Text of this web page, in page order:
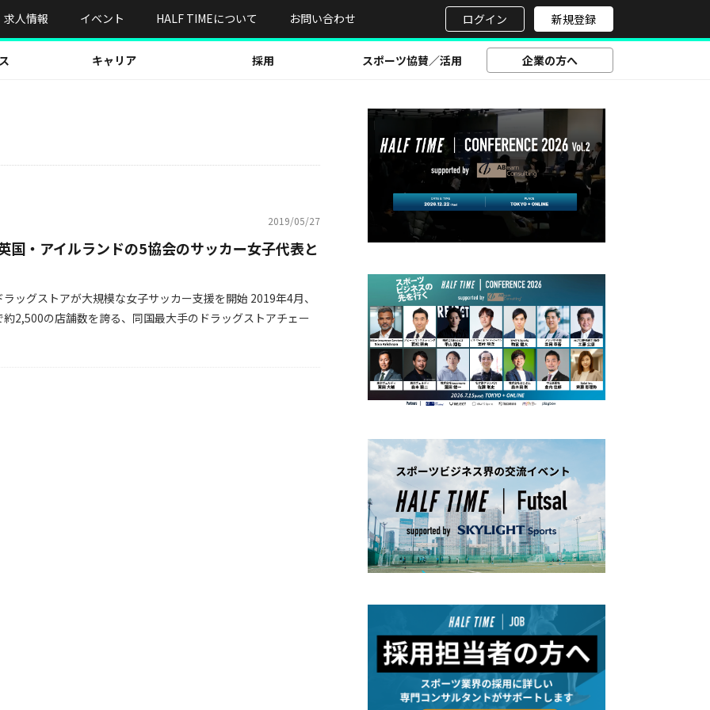
求人情報 イベント HALF TIMEについて お問い合わせ ログイン 新規登録
キャリア 採用 スポーツ協賛／活用 企業の方へ
2019/05/27
国・アイルランドの5協会のサッカー女子代表と
ッグストアが大規模な女子サッカー支援を開始 2019年4月、
約2,500の店舗数を誇る、同国最大手のドラッグストアチェー